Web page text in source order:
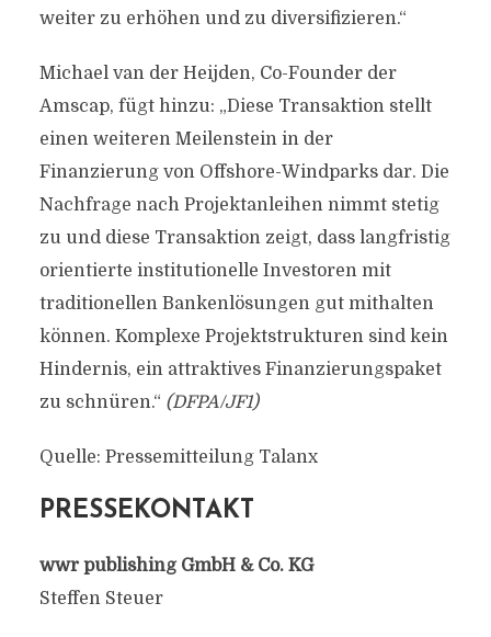
weiter zu erhöhen und zu diversifizieren.“
Michael van der Heijden, Co-Founder der
Amscap, fügt hinzu: „Diese Transaktion stellt
einen weiteren Meilenstein in der
Finanzierung von Offshore-Windparks dar. Die
Nachfrage nach Projektanleihen nimmt stetig
zu und diese Transaktion zeigt, dass langfristig
orientierte institutionelle Investoren mit
traditionellen Bankenlösungen gut mithalten
können. Komplexe Projektstrukturen sind kein
Hindernis, ein attraktives Finanzierungspaket
zu schnüren.“ (DFPA/JF1)
Quelle: Pressemitteilung Talanx
PRESSEKONTAKT
wwr publishing GmbH & Co. KG
Steffen Steuer